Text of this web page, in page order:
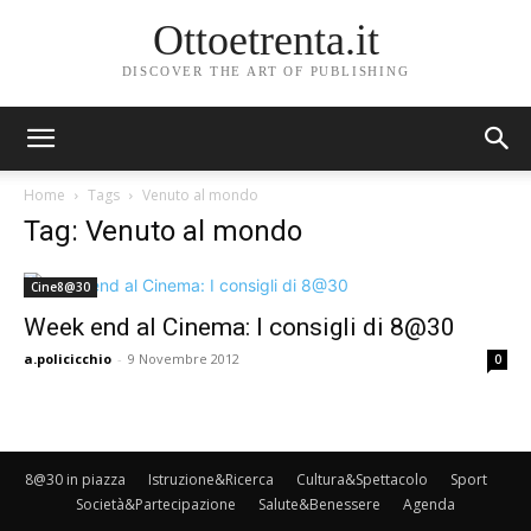
Ottoetrenta.it
DISCOVER THE ART OF PUBLISHING
Home Tags Venuto al mondo
Tag: Venuto al mondo
Cine8@30
Week end al Cinema: I consigli di 8@30
a.policicchio - 9 Novembre 2012 0
8@30 in piazza Istruzione&Ricerca Cultura&Spettacolo
Sport
Società&Partecipazione
Salute&Benessere Agenda